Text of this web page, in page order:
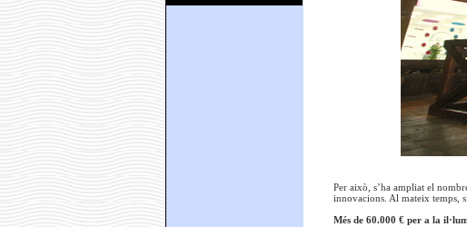
Per això, s’ha ampliat el
innovacions. Al mateix temps,
Més de 60.000 € per a la